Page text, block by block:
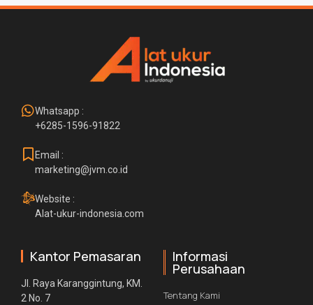
Whatsapp :
+6285-1596-91822
Email :
marketing@jvm.co.id
Website :
Alat-ukur-indonesia.com
Kantor Pemasaran
Jl. Raya Karanggintung, KM.
2 No. 7
Informasi
Perusahaan
Tentang Kami